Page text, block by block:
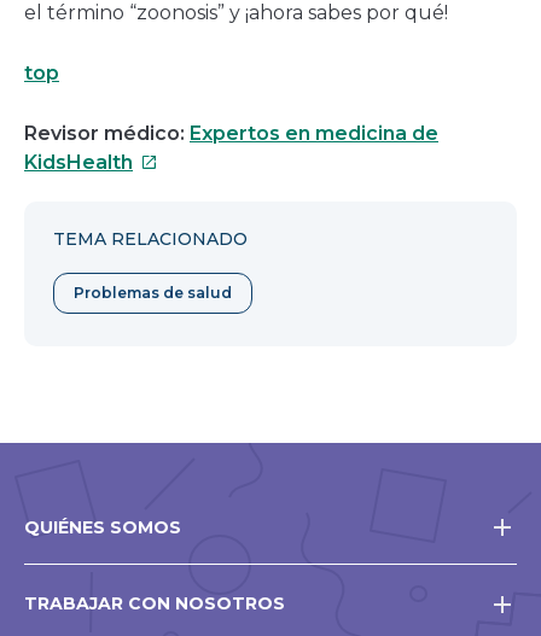
el término “zoonosis” y ¡ahora sabes por qué!
top
Revisor médico: Expertos en medicina de
KidsHealth Este
abrirá
en
TEMA RELACIONADO
Problemas de salud
QUIÉNES SOMOS
TRABAJAR CON NOSOTROS